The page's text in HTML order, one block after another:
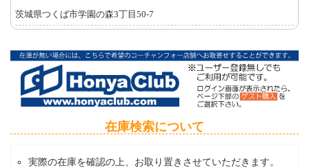
茨城県つくば市学園の森3丁目50-7
在庫検索について
実際の在庫を確認の上、お取り置きさせていただきます。